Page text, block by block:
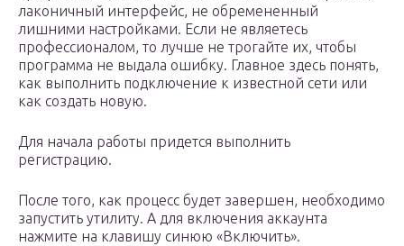
лаконичный интерфейс, не обремененный
лишними настройками. Если не являетесь
профессионалом, то лучше не трогайте их, чтобы
программа не выдала ошибку. Главное здесь понять,
как выполнить подключение к известной сети или
как создать новую.
Для начала работы придется выполнить
регистрацию.
После того, как процесс будет завершен, необходимо
запустить утилиту. А для включения аккаунта
нажмите на клавишу синюю «Включить».